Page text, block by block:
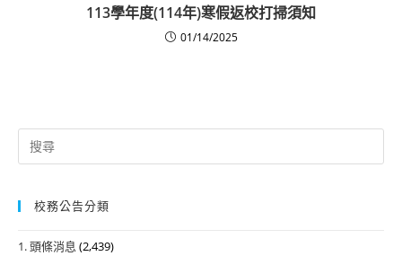
113學年度(114年)寒假返校打掃須知
01/14/2025
Search
for:
校務公告分類
1. 頭條消息 (2,439)